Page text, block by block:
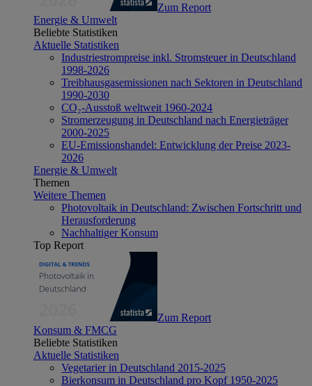
Zum Report
Energie & Umwelt
Beliebte Statistiken
Aktuelle Statistiken
Industriestrompreise inkl. Stromsteuer in Deutschland
1998-2026
Treibhausgasemissionen nach Sektoren in Deutschland
1990-2030
CO₂-Ausstoß weltweit 1960-2024
Stromerzeugung in Deutschland nach Energieträger
2000-2025
EU-Emissionshandel: Entwicklung der Preise 2023-
2026
Energie & Umwelt
Themen
Weitere Themen
Photovoltaik in Deutschland: Zwischen Fortschritt und
Herausforderung
Nachhaltiger Konsum
Top Report
Zum Report
Konsum & FMCG
Beliebte Statistiken
Aktuelle Statistiken
Vegetarier in Deutschland 2015-2025
Bierkonsum in Deutschland pro Kopf 1950-2025